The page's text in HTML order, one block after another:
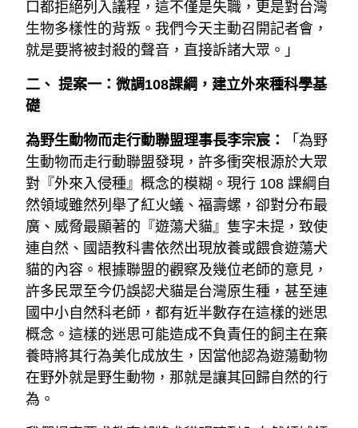
口都拒絕列入議程，這不僅是失職，更是對台灣
生物多樣性的背叛。我們今天主動召開記者會，
就是要將被封殺的聲音，直接訴諸大眾。」
二、 提案一：微調108課綱，建立外來種科學基
礎
為野生動物而走行動聯盟理事長李宗宸：
「為野
生動物而走行動聯盟發現，許多衝突根源於大眾
對『外來入侵種』概念的模糊。現行 108 課綱自
然領域雖然列舉了紅火蟻、福壽螺，卻對分布最
廣、威脅最顯著的『遊蕩犬貓』隻字未提，致使
連自然、國語教科書依然出現放養或餵食遊蕩犬
貓的內容。根據聯盟的觀察及幾位老師的意見，
許多民眾至今仍誤認犬貓是台灣原生種，甚至連
國中小自然科老師，都有近半數存在這樣的迷思
概念。這樣的迷思可能造成不負責任的飼主在棄
養時將其行為美化成放生，因當他認為遊蕩動物
在野外就是野生動物，那就是讓其回歸自然的行
為。